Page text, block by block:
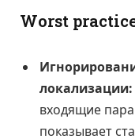
Worst
локализации:
входящие
показывает